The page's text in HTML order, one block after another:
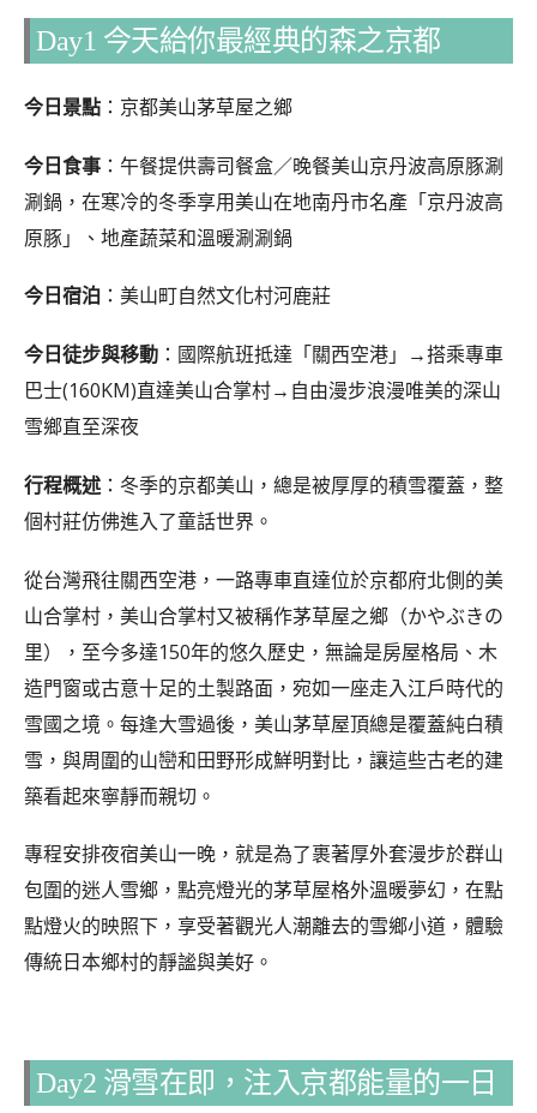
Day1 今天給你最經典的森之京都
今日景點 ：京都美山茅草屋之鄉
今日食事 ：午餐提供壽司餐盒／晚餐美山京丹波高原豚涮
涮鍋，在寒冷的冬季享用美山在地南丹市名產「京丹波高
原豚」、地產蔬菜和溫暖涮涮鍋
今日宿泊 ：美山町自然文化村河鹿莊
今日徒步與移動 ：國際航班抵達「關西空港」→搭乘專車
巴士(160KM)直達美山合掌村→自由漫步浪漫唯美的深山
雪鄉直至深夜
行程概述 ：冬季的京都美山，總是被厚厚的積雪覆蓋，整
個村莊仿佛進入了童話世界。
從台灣飛往關西空港，一路專車直達位於京都府北側的美
山合掌村，美山合掌村又被稱作茅草屋之鄉（かやぶきの
里），至今多達150年的悠久歷史，無論是房屋格局、木
造門窗或古意十足的土製路面，宛如一座走入江戶時代的
雪國之境。每逢大雪過後，美山茅草屋頂總是覆蓋純白積
雪，與周圍的山巒和田野形成鮮明對比，讓這些古老的建
築看起來寧靜而親切。
專程安排夜宿美山一晚，就是為了裹著厚外套漫步於群山
包圍的迷人雪鄉，點亮燈光的茅草屋格外溫暖夢幻，在點
點燈火的映照下，享受著觀光人潮離去的雪鄉小道，體驗
傳統日本鄉村的靜謐與美好。
Day2 滑雪在即，注入京都能量的一日